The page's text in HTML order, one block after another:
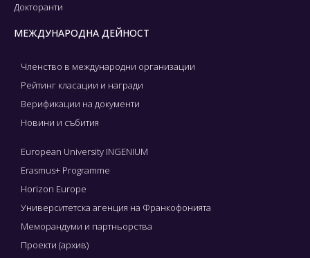
Докторанти
МЕЖДУНАРОДНА ДЕЙНОСТ
Членство в международни организации
Рейтинг класации и награди
Верификации на документи
Новини и събития
European University INGENIUM
Erasmus+ Programme
Horizon Europe
Университетска агенция на Франкофонията
Меморандуми и партньорства
Проекти (архив)